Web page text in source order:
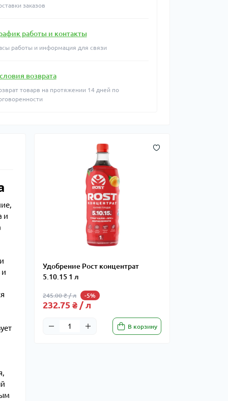
заказов
работы и контакты
работы и информация для связи
возврата
товарв на протяжении 14 дней по
Удобрение Рост концентрат
5.10.15 1 л
245.00 ₴ / л -5%
232.75 ₴ / л
В корзину
и
и